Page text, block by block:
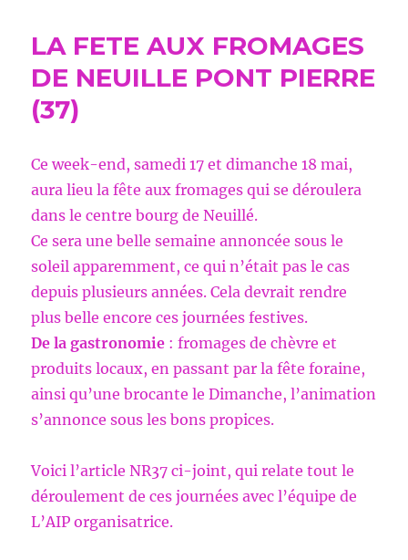
MAI
A
LA FETE AUX FROMAGES
DE NEUILLE PONT PIERRE
(37)
Ce week-end, samedi 17 et dimanche 18 mai,
aura lieu la fête aux fromages qui se déroulera
dans le centre bourg de Neuillé.
Ce sera une belle semaine annoncée sous le
soleil apparemment, ce qui n’était pas le cas
depuis plusieurs années. Cela devrait rendre
plus belle encore ces journées festives.
De la gastronomie : fromages de chèvre et
produits locaux, en passant par la fête foraine,
ainsi qu’une brocante le Dimanche, l’animation
s’annonce sous les bons propices.
Voici l’article NR37 ci-joint, qui relate tout le
déroulement de ces journées avec l’équipe de
L’AIP organisatrice.